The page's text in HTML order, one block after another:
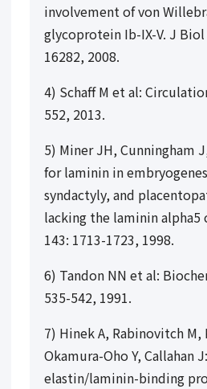
involvement of von
glycoprotein Ib-IX-V. J Biol
16282, 2008.
4) Schaff M et al:
552, 2013.
5) Miner JH, Cunningham
for laminin in
syndactyly, and
lacking the laminin alpha5
143: 1713-1723, 1998.
6) Tandon NN et al:
535-542, 1991.
7) Hinek A, Rabinovitch M,
Okamura-Oho Y, Callahan
elastin/laminin-binding